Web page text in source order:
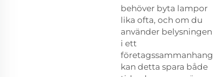
behöver byta lampor
lika ofta, och om du
använder belysningen
i ett
företagssammanhang
kan detta spara både